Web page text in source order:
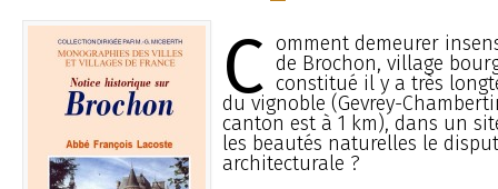
C omment demeurer
de Brochon, village
constitué il y a très
du vignoble (Gevrey-
canton est à 1 km), dans un
les beautés naturelles le
architecturale ?